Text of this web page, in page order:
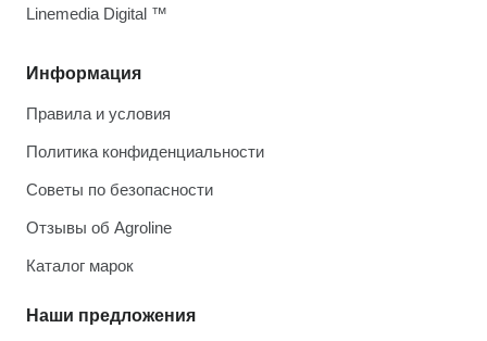
Информация
Правила и условия
Политика конфиденциальности
Советы по безопасности
Отзывы об Agroline
Каталог марок
Наши предложения
Linemedia Digital ™